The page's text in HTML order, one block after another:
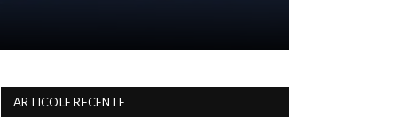
ARTICOLE RECENTE